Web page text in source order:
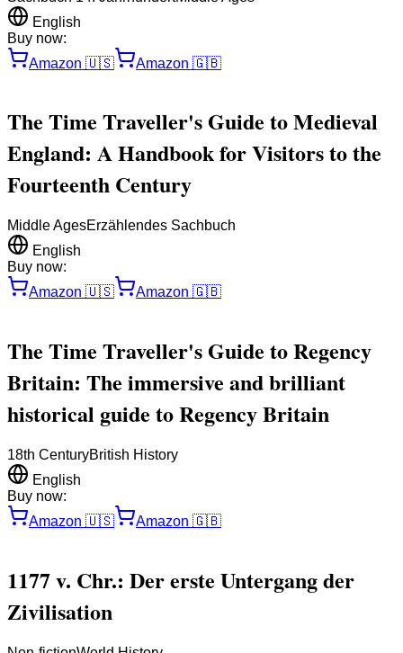
English
Buy now:
Amazon 🇺🇸 Amazon 🇬🇧
The Time Traveller's Guide to Medieval
England: A Handbook for Visitors to the
Fourteenth Century
Middle AgesErzählendes Sachbuch
English
Buy now:
Amazon 🇺🇸 Amazon 🇬🇧
The Time Traveller's Guide to Regency
Britain: The immersive and brilliant
historical guide to Regency Britain
18th CenturyBritish History
English
Buy now:
Amazon 🇺🇸 Amazon 🇬🇧
1177 v. Chr.: Der erste Untergang der
Zivilisation